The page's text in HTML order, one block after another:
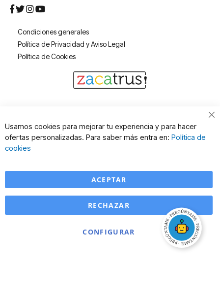
Condiciones generales
Política de Privacidad y Aviso Legal
Política de Cookies
Usamos cookies para mejorar tu experiencia y para hacer
ofertas personalizadas. Para saber más entra en: Política de
cookies
ACEPTAR
CONFIGURAR
RECHAZAR